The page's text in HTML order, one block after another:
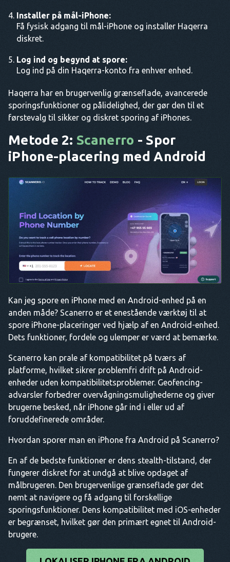
Installer på mål-iPhone:
Få fysisk adgang til mål-iPhone og installer Haqerra
diskret.
Log ind og begynd at spore:
Log ind på din Haqerra-konto fra enhver enhed.
Haqerra har en brugervenlig grænseflade, avancerede
sporingsfunktioner og pålidelighed, der gør den til et
førstevalg til sikker og diskret sporing af iPhones.
Metode 2:Scanerro - Spor
iPhone-placering med Android
Kan jeg spore en iPhone med en Android-enhed på en
anden måde? Scanerro er et enestående værktøj til at
spore iPhone-placeringer ved hjælp af en Android-enhed.
Dets funktioner, fordele og ulemper er værd at bemærke.
Scanerro kan prale af kompatibilitet på tværs af
platforme, hvilket sikrer problemfri drift på Android-
enheder uden kompatibilitetsproblemer. Geofencing-
advarsler forbedrer overvågningsmulighederne og giver
brugerne besked, når iPhone går ind i eller ud af
foruddefinerede områder.
Hvordan sporer man en iPhone fra Android på Scanerro?
En af de bedste funktioner er dens stealth-tilstand, der
fungerer diskret for at undgå at blive opdaget af
målbrugeren. Den brugervenlige grænseflade gør det
nemt at navigere og få adgang til forskellige
sporingsfunktioner. Dens kompatibilitet med iOS-enheder
er begrænset, hvilket gør den primært egnet til Android-
brugere.